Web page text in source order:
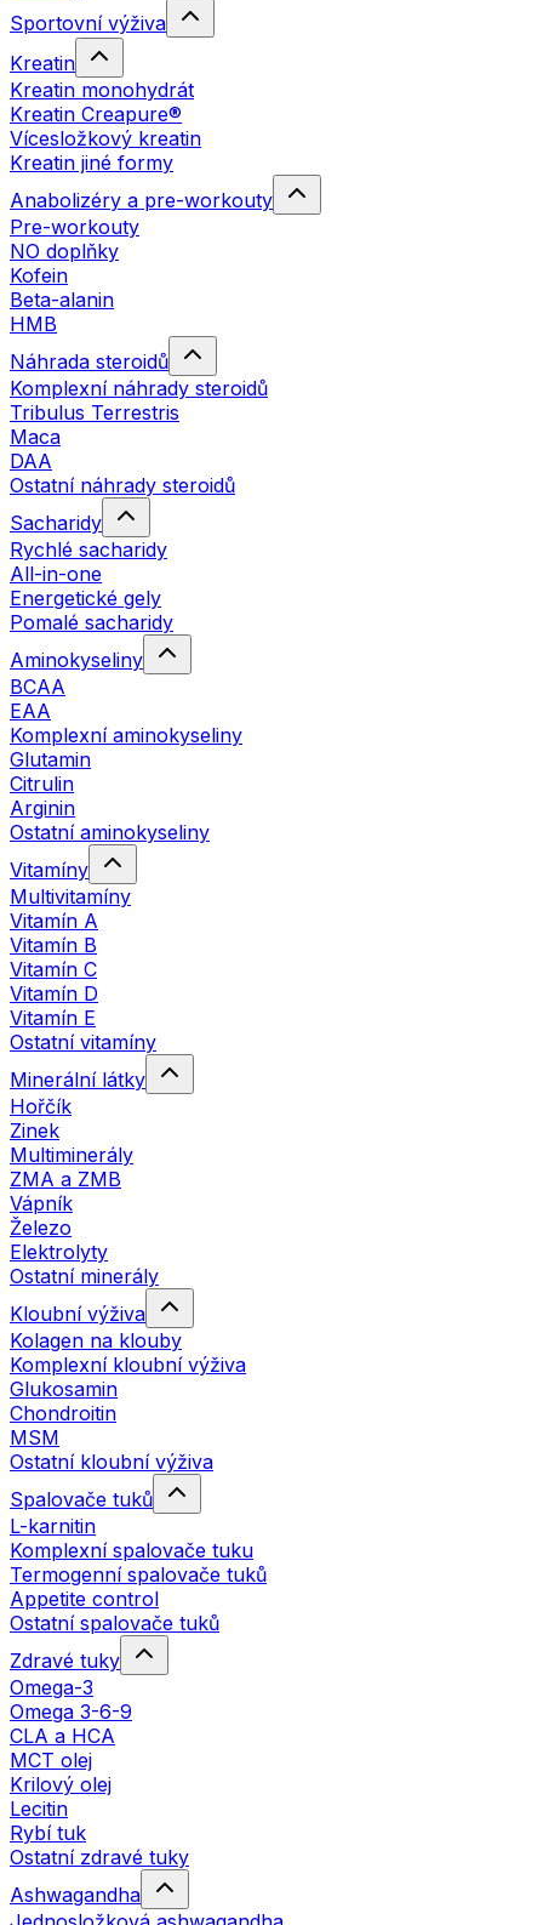
Sportovní výživa
Kreatin
Kreatin monohydrát
Kreatin Creapure®
Vícesložkový kreatin
Kreatin jiné formy
Anabolizéry a pre-workouty
Pre-workouty
NO doplňky
Kofein
Beta-alanin
HMB
Náhrada steroidů
Komplexní náhrady steroidů
Tribulus Terrestris
Maca
DAA
Ostatní náhrady steroidů
Sacharidy
Rychlé sacharidy
All-in-one
Energetické gely
Pomalé sacharidy
Aminokyseliny
BCAA
EAA
Komplexní aminokyseliny
Glutamin
Citrulin
Arginin
Ostatní aminokyseliny
Vitamíny
Multivitamíny
Vitamín A
Vitamín B
Vitamín C
Vitamín D
Vitamín E
Ostatní vitamíny
Minerální látky
Hořčík
Zinek
Multiminerály
ZMA a ZMB
Vápník
Železo
Elektrolyty
Ostatní minerály
Kloubní výživa
Kolagen na klouby
Komplexní kloubní výživa
Glukosamin
Chondroitin
MSM
Ostatní kloubní výživa
Spalovače tuků
L-karnitin
Komplexní spalovače tuku
Termogenní spalovače tuků
Appetite control
Ostatní spalovače tuků
Zdravé tuky
Omega-3
Omega 3-6-9
CLA a HCA
MCT olej
Krilový olej
Lecitin
Rybí tuk
Ostatní zdravé tuky
Ashwagandha